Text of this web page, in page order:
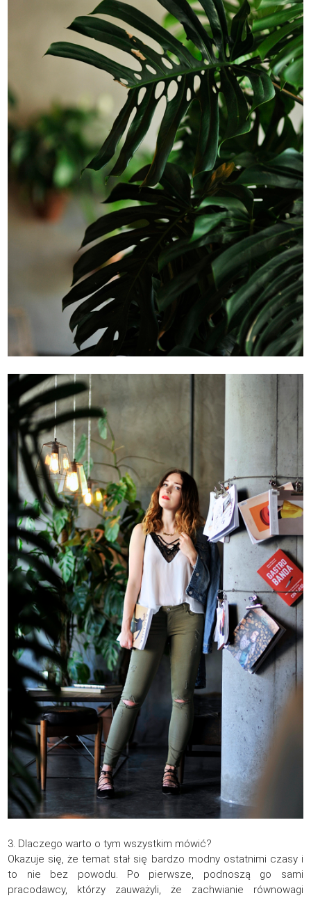
3. Dlaczego warto o tym wszystkim mówić?
Okazuje się, że temat stał się bardzo modny ostatnimi czasy i
to nie bez powodu. Po pierwsze, podnoszą go sami
pracodawcy, którzy zauważyli, że zachwianie równowagi